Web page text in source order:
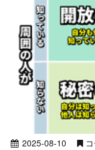
2025-08-10